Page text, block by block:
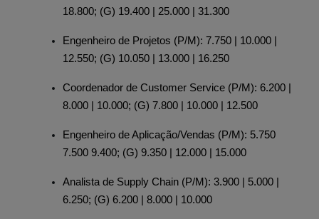
18.800; (G) 19.400 | 25.000 | 31.300
Engenheiro de Projetos (P/M): 7.750 | 10.000 |
12.550; (G) 10.050 | 13.000 | 16.250
Coordenador de Customer Service (P/M): 6.200 |
8.000 | 10.000; (G) 7.800 | 10.000 | 12.500
Engenheiro de Aplicação/Vendas (P/M): 5.750
7.500 9.400; (G) 9.350 | 12.000 | 15.000
Analista de Supply Chain (P/M): 3.900 | 5.000 |
6.250; (G) 6.200 | 8.000 | 10.000